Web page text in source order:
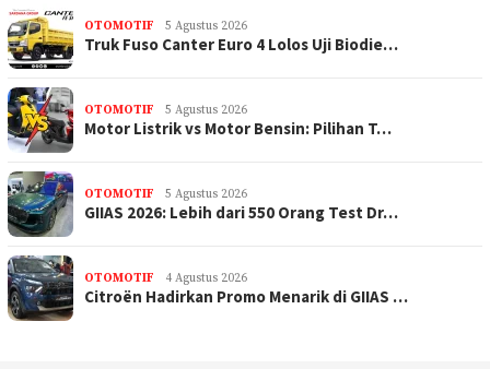
OTOMOTIF 5 Agustus 2026
Truk Fuso Canter Euro 4 Lolos Uji Biodie…
OTOMOTIF 5 Agustus 2026
Motor Listrik vs Motor Bensin: Pilihan T…
OTOMOTIF 5 Agustus 2026
GIIAS 2026: Lebih dari 550 Orang Test Dr…
OTOMOTIF 4 Agustus 2026
Citroën Hadirkan Promo Menarik di GIIAS …